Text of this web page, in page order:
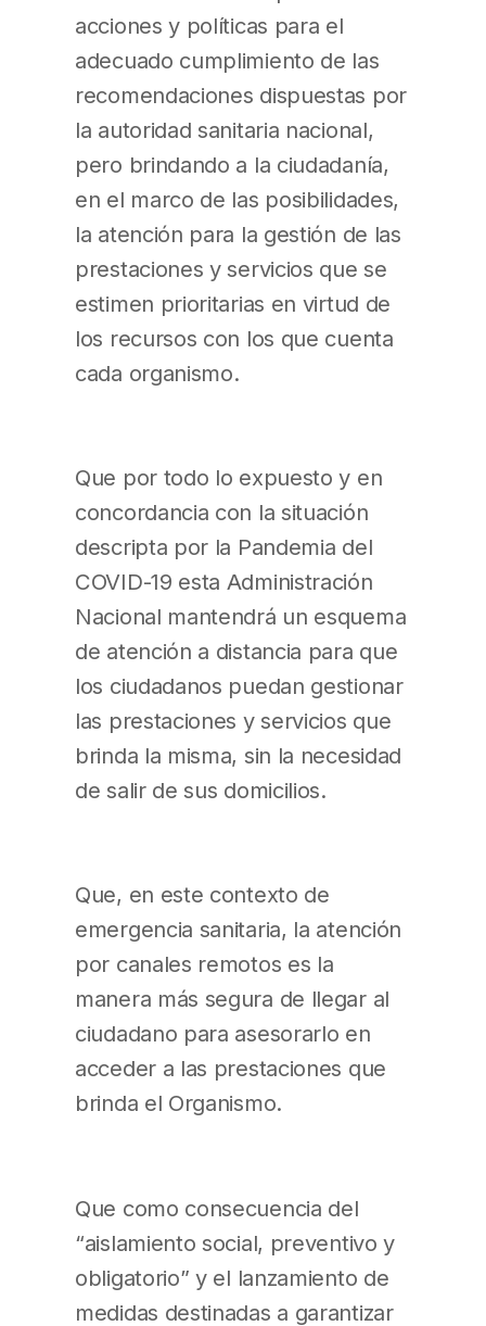
acciones y políticas para el
adecuado cumplimiento de las
recomendaciones dispuestas por
la autoridad sanitaria nacional,
pero brindando a la ciudadanía,
en el marco de las posibilidades,
la atención para la gestión de las
prestaciones y servicios que se
estimen prioritarias en virtud de
los recursos con los que cuenta
cada organismo.
Que por todo lo expuesto y en
concordancia con la situación
descripta por la Pandemia del
COVID-19 esta Administración
Nacional mantendrá un esquema
de atención a distancia para que
los ciudadanos puedan gestionar
las prestaciones y servicios que
brinda la misma, sin la necesidad
de salir de sus domicilios.
Que, en este contexto de
emergencia sanitaria, la atención
por canales remotos es la
manera más segura de llegar al
ciudadano para asesorarlo en
acceder a las prestaciones que
brinda el Organismo.
Que como consecuencia del
“aislamiento social, preventivo y
obligatorio” y el lanzamiento de
medidas destinadas a garantizar